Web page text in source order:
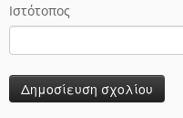
Ιστότοπος